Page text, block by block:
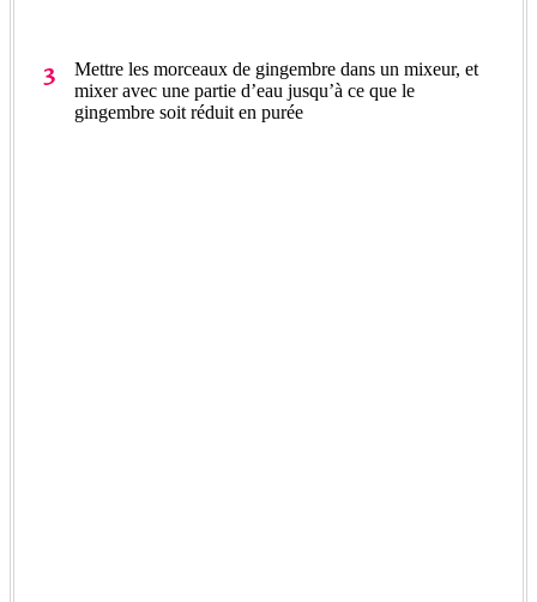
Mettre les morceaux de gingembre dans un mixeur, et
mixer avec une partie d’eau jusqu’à ce que le
gingembre soit réduit en purée